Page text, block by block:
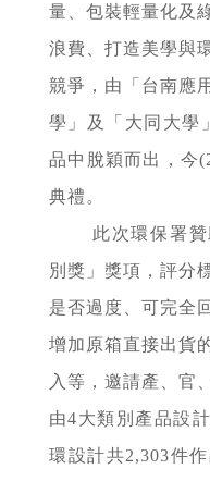
量、包裝輕量化及
浪費、打造美學與
競爭，由「台南應
學」及「大同大學
品中脫穎而出，今
典禮。
此次環保署
別獎」獎項，評分
是否過度、可完全
增加原箱直接出貨
入等，邀請產、官
由4大類別產品設
環設計共2,303件